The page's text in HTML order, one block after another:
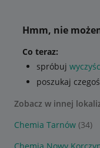
Hmm, nie
Co teraz:
spróbuj
poszukaj
Zobacz w innej
Chemia Tarnów (34)